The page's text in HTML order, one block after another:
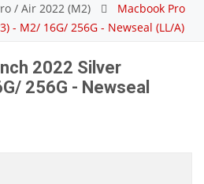
/ Air 2022 (M2)
Macbook Pro
- M2/ 16G/ 256G - Newseal (LL/A)
2022 Silver
256G - Newseal